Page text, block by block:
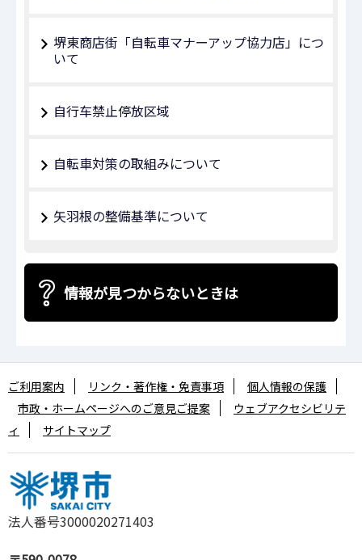
堺東商店街「自転車マナーアップ協力店」につ
いて
自行车禁止停放区域
自転車対策の取組みについて
矢羽根の整備基準について
情報が見つからないときは
法人番号3000020271403
ご利用案内 リンク・著作権・免責事項
個人情報の保護
市政・ホームページへのご意見ご提案
ウェブアクセシビリテ
ィ
サイトマップ